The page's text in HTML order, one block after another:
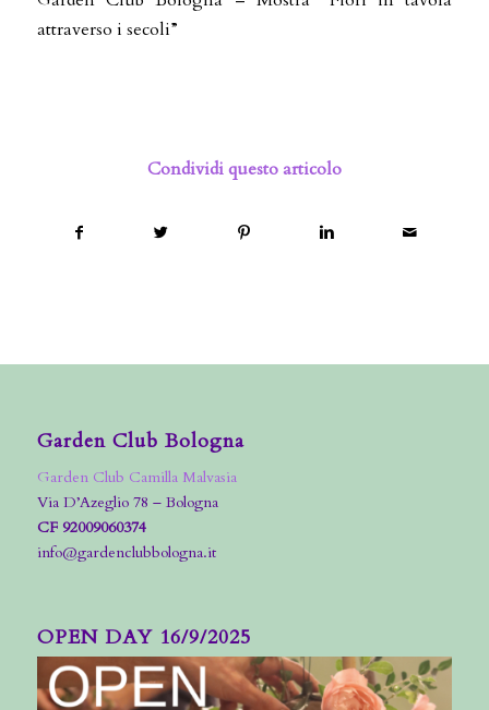
attraverso i secoli”
Condividi questo articolo
Garden Club Bologna
Garden Club Camilla Malvasia
Via D’Azeglio 78 – Bologna
CF 92009060374
info@gardenclubbologna.it
OPEN DAY 16/9/2025